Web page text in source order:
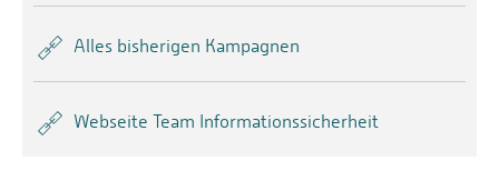
Alles bisherigen Kampagnen
Webseite Team Informationssicherheit